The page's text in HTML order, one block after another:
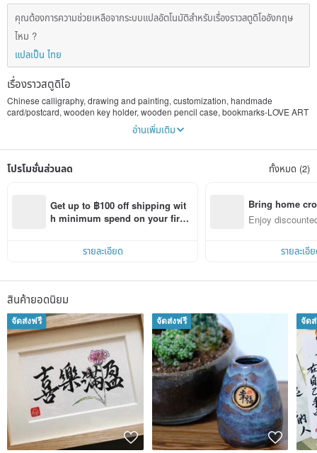
คุณต้องการความช่วยเหลือจากระบบแปลอัตโนมัติสำหรับเรื่องราวสตูดิโออังกฤษ
ไหม ?
แปลเป็น ไทย
เรื่องราวสตูดิโอ
Chinese calligraphy, drawing and painting, customization, handmade
card/postcard, wooden key holder, wooden pencil case, bookmarks-LOVE ART
Hello, my name is April:) who loves art a lot. I have joined handmade markets
that time, I mainly used pin pens to draw black and white animals and plants (I
drawn and hand-painted. Most of the people were surprised and they
appreciated a lot. I felt delighted and satisfied.
Chinese paintings. I dare to create a new art form which combining the
ALL my products are handmade/handdrawn/handpainted/handwritten=Unique!
I insist on NOT taking the products for printing, every pieces you get are
original!
อ่านเพิ่มเติม
โปรโมชั่นส่วนลด ทั้งหมด (2)
Get up to ฿100 off shipping wit
h minimum spend on your first
รายละเอียด
Bring home
n with ease
Enjoy
รายละเอี
สินค้ายอดนิยม
จัดส่งฟรี จัดส่งฟรี จัด